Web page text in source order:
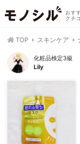
おす
クチ
TOP スキンケア
化粧品検定3級
Lily